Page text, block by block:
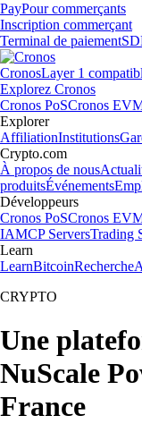
PayPour commerçants
Inscription commerçant
Terminal de paiement
CronosLayer 1
Explorez Cronos
Cronos PoSCronos
Explorer
AffiliationInstitutions
Crypto.com
À propos de nous
produitsÉvénements
Développeurs
Cronos PoSCronos
IAMCP ServersTrading
Learn
LearnBitcoinRecherche
CRYPTO
Une
NuScale
France